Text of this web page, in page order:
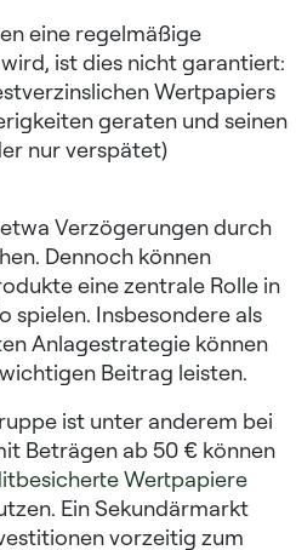
eine regelmäßige
ist dies nicht garantiert:
Wertpapiers
geraten und seinen
nur verspätet)
Verzögerungen durch
Dennoch können
eine zentrale Rolle in
spielen. Insbesondere als
Anlagestrategie können
Beitrag leisten.
ist unter anderem bei
Beträgen ab 50 € können
Wertpapiere
Ein Sekundärmarkt
vorzeitig zum